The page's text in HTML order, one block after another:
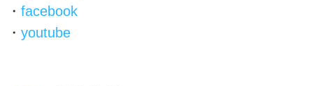
・ facebook
・ youtube